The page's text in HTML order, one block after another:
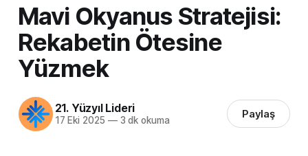
Mavi Okyanus Stratejisi:
Rekabetin Ötesine
Yüzmek
21. Yüzyıl Lideri
17 Eki 2025 —3 dk okuma Paylaş